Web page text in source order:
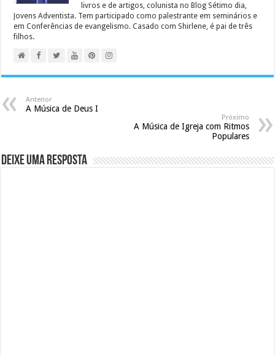
livros e de artigos, colunista no Blog Sétimo dia,
Jovens Adventista. Tem participado como palestrante em seminários e
em Conferências de evangelismo. Casado com Shirlene, é pai de três
filhos.
Anterior
A Música de Deus I
Próximo
A Música de Igreja com Ritmos
Populares
Deixe uma resposta